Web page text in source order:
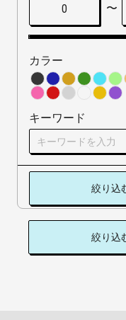
0 〜
カラー
キーワード
絞り込
絞り込